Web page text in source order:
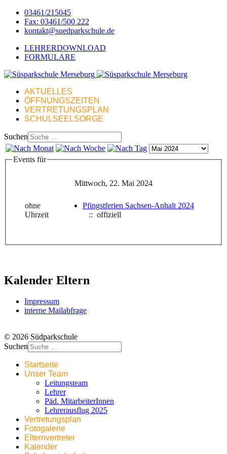
03461/215045
Fax: 03461/500 222
kontakt@suedparkschule.de
LEHRERDOWNLOAD
FORMULARE
AKTUELLES
ÖFFNUNGSZEITEN
VERTRETUNGSPLAN
SCHULSEELSORGE
Suchen
Events für
Mittwoch, 22. Mai 2024
ohne
Uhrzeit
Pfingstferien Sachsen-Anhalt 2024
:: offiziell
Kalender Eltern
Impressum
interne Mailabfrage
© 2026 Südparkschule
Suchen
Startseite
Unser Team
Leitungsteam
Lehrer
Päd. MitarbeiterInnen
Lehrerausflug 2025
Vertretungsplan
Fotogalerie
Elternvertreter
Kalender